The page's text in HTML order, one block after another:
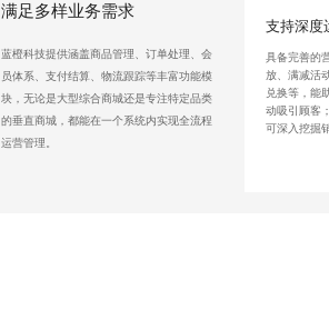
满足多样业务需求
蓝橙科技提供涵盖商品管理、订单处理、会
员体系、支付结算、物流跟踪等丰富功能模
块，无论是大型综合商城还是专注特定品类
的垂直商城，都能在一个系统内实现全流程
运营管理。
支持深度
具备完善的
放、满减活
兑换等，能
动吸引顾客
可深入挖掘